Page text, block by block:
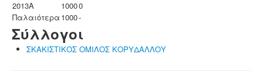
2013A
10000
Παλαιότερα 1000-
Σύλλογοι
ΣΚΑΚΙΣΤΙΚΟΣ ΟΜΙΛΟΣ ΚΟΡΥΔΑΛΛΟΥ